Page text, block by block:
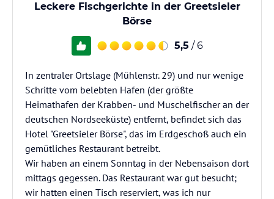
Leckere Fischgerichte in der Greetsieler
Börse
5,5 / 6
In zentraler Ortslage (Mühlenstr. 29) und nur wenige
Schritte vom belebten Hafen (der größte
Heimathafen der Krabben- und Muschelfischer an der
deutschen Nordseeküste) entfernt, befindet sich das
Hotel "Greetsieler Börse", das im Erdgeschoß auch ein
gemütliches Restaurant betreibt.
Wir haben an einem Sonntag in der Nebensaison dort
mittags gegessen. Das Restaurant war gut besucht;
wir hatten einen Tisch reserviert, was ich nur